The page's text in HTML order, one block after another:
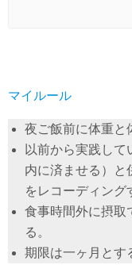
マイルール
夜ご飯前に体重と
以前から実践して
内に済ませる）と
をレコーディング
食事時間外に摂取
る。
期限は一ヶ月とす